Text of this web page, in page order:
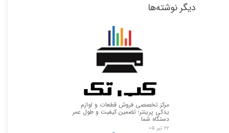
دیگر نوشته‌ها
مرکز تخصصی فروش قطعات و لوازم
یدکی پرینتر؛ تضمین کیفیت و طول عمر
دستگاه شما
۲۲ تیر ۰۵